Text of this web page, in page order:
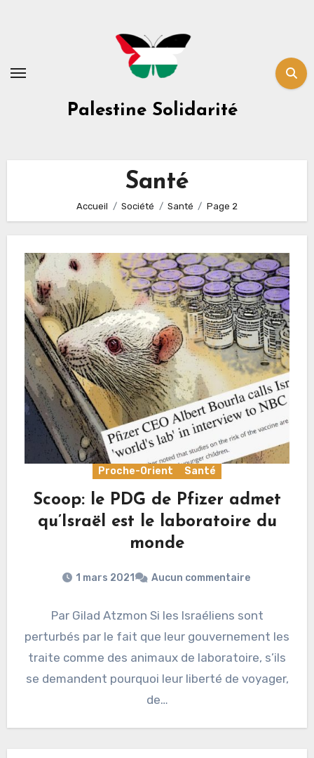
Palestine Solidarité
Santé
Accueil Société Santé Page 2
Proche-Orient Santé
Scoop: le PDG de Pfizer admet
qu’Israël est le laboratoire du
monde
1 mars 2021 Aucun commentaire
Par Gilad Atzmon Si les Israéliens sont
perturbés par le fait que leur gouvernement les
traite comme des animaux de laboratoire, s’ils
se demandent pourquoi leur liberté de voyager,
de…